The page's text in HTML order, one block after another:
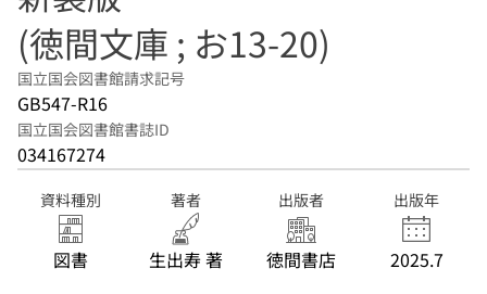
(徳間文庫 ; お13-20)
国立国会図書館請求記号
GB547-R16
国立国会図書館書誌ID
034167274
資料種別
図書
著者
生出寿 著
出版者
徳間書店
出版年
2025.7